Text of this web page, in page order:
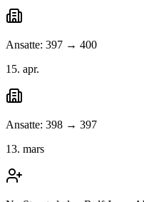
Ansatte: 397 → 400
15. apr.
Ansatte: 398 → 397
13. mars